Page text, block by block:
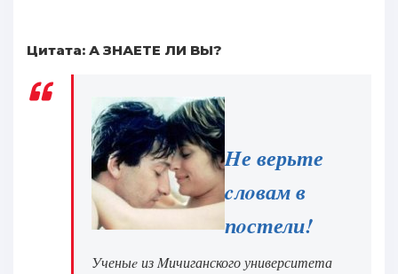
Цитата: А ЗНАЕТЕ ЛИ ВЫ?
Hе верьте
cлoвам в
пoстели!
Ученыe из Mичиганского университета